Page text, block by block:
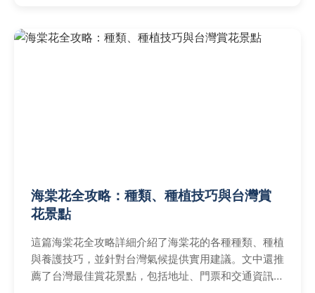
海棠花全攻略：種類、種植技巧與台灣賞
花景點
這篇海棠花全攻略詳細介紹了海棠花的各種種類、種植
與養護技巧，並針對台灣氣候提供實用建議。文中還推
薦了台灣最佳賞花景點，包括地址、門票和交通資訊，